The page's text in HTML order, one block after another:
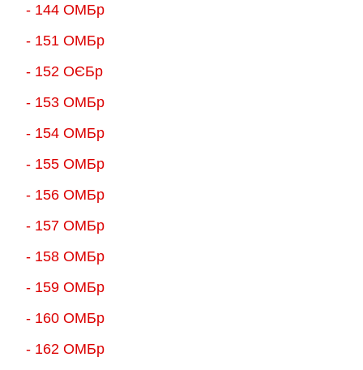
- 144 ОМБр
- 151 ОМБр
- 152 ОЄБр
- 153 ОМБр
- 154 ОМБр
- 155 ОMБр
- 156 ОMБр
- 157 ОМБр
- 158 ОМБр
- 159 ОМБр
- 160 ОМБр
- 162 ОМБр